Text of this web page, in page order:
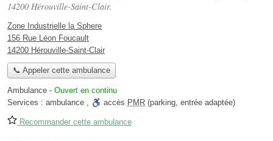
14200 Hérouville-Saint-Clair.
Zone Industrielle la Sphere
156 Rue Léon Foucault
14200 Hérouville-Saint-Clair
📞 Appeler cette ambulance
Ambulance - Ouvert en continu
Services : ambulance , accès PMR (parking, entrée adaptée)
Recommander cette ambulance